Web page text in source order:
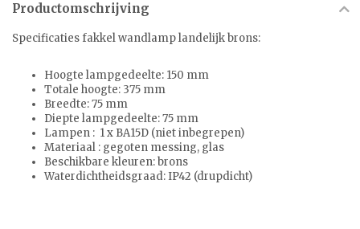
Productomschrijving
Specificaties fakkel wandlamp landelijk brons:
Hoogte lampgedeelte: 150 mm
Totale hoogte: 375 mm
Breedte: 75 mm
Diepte lampgedeelte: 75 mm
Lampen : 1 x BA15D (niet inbegrepen)
Materiaal : gegoten messing, glas
Beschikbare kleuren: brons
Waterdichtheidsgraad: IP42 (drupdicht)